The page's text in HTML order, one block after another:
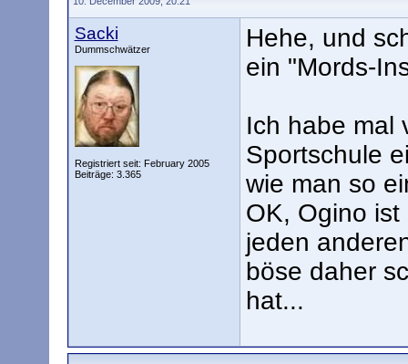
Sacki
Dummschwätzer
Registriert seit: February 2005
Beiträge: 3.365
Hehe, und
ein "Mords-
Ich habe mal
Sportschule
wie man so
OK, Ogino
jeden
böse daher
hat...